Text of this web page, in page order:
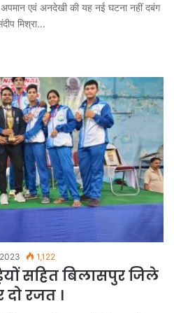
अपमान एवं अनदेखी की यह नई घटना नहीं दबंग
मिश्रा…
1,122
सहित बिलासपुर जिले
रजत ।